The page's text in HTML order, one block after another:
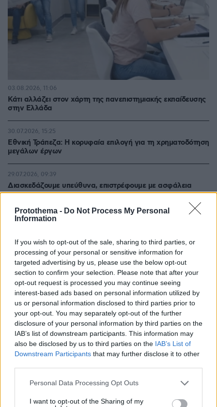
Protothema - Do Not Process My Personal
Information
If you wish to opt-out of the sale, sharing to third parties, or
processing of your personal or sensitive information for
targeted advertising by us, please use the below opt-out
section to confirm your selection. Please note that after your
opt-out request is processed you may continue seeing
interest-based ads based on personal information utilized by
us or personal information disclosed to third parties prior to
your opt-out. You may separately opt-out of the further
disclosure of your personal information by third parties on the
IAB’s list of downstream participants. This information may
also be disclosed by us to third parties on the IAB’s List of
Downstream Participants that may further disclose it to other
Please note that this website/app uses one or more Google
not limited to your visit or usage behaviour. You may click to
Personal Data Processing Opt Outs
I want to opt-out of the Sharing of my
Κάτι αλλάζει στον χάρτη της πανεπιστημιακής εκπαίδευσης
στην Ελλάδα
03.08.2026, 11:06
Εθνική Τράπεζα: Η κορυφαία επιλογή για τη χρηματοδότηση
μεγάλων έργων
30.07.2026, 15:25
Διασκεδάζουμε υπεύθυνα, επιστρέφουμε με ασφάλεια
29.07.2026, 09:39
ΡΟΗ ΕΙΔΗΣΕΩΝ
Ειδήσεις Δημοφιλή Σχολιασμένα
ΑΕΚ - Athens Kallithea 4-0: «Τεσσάρα» μπροστά στον
κόσμο της πριν τη μάχη για το Super Cup με τον ΟΦΗ,
δείτε τα γκολ
πριν 10 λεπτά
Άρης - Πανσερραϊκός 2-2: Φιλική ισοπαλία με γκολ του
Γιαννιώτα στο τέλος, ντεμπούτο του Μιρ, δείτε τα γκολ
πριν 11 λεπτά
Στο νοσοκομείο η Ιωάννα Τούνη με τροφική
δηλητηρίαση: «Τι μάτι πρέπει να έχω φάει», δείτε βίντεο
πριν 13 λεπτά
Η φυσική «συνταγή» για καλύτερη στυτική λειτουργία
πριν 21 λεπτά